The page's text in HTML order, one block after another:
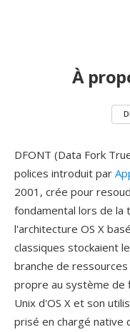
À
DFONT (Data Fork
polices introduit par
2001, crée pour
fondamental lors de la
l'architecture OS X
classiques stockaient
branche de
propre au système de
Unix d'OS X et son
prisé en chargé native